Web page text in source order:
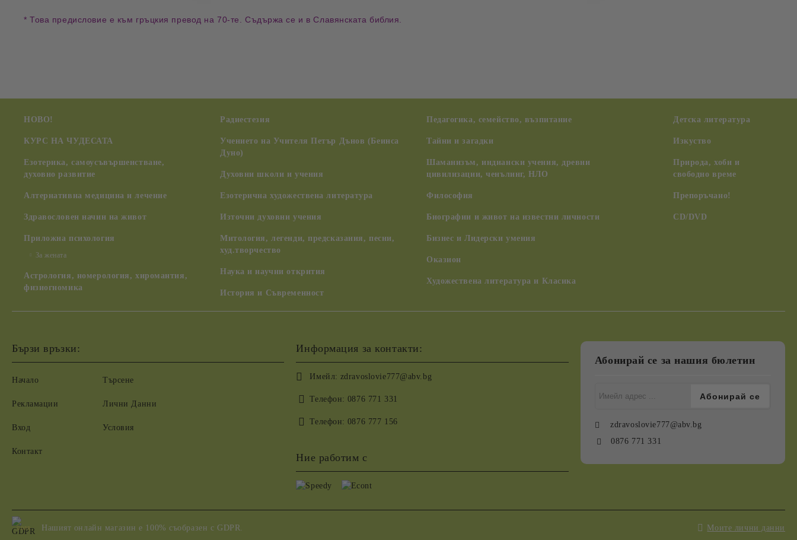
* Това предисловие е към гръцкия превод на 70-те. Съдържа се и в Славянската библия.
НОВО!
КУРС НА ЧУДЕСАТА
Езотерика, самоусъвършенстване,
духовно развитие
Алтернативна медицина и лечение
Здравословен начин на живот
Приложна психология
За жената
Астрология, номерология, хиромантия,
физиогномика
Радиестезия
Учението на Учителя Петър Дънов (Беинса
Дуно)
Духовни школи и учения
Езотерична художествена литература
Източни духовни учения
Митология, легенди, предсказания, песни,
худ.творчество
Наука и научни открития
История и Съвременност
Педагогика, семейство, възпитание
Тайни и загадки
Шаманизъм, индиански учения, древни
цивилизации, ченълинг, НЛО
Философия
Биографии и живот на известни личности
Бизнес и Лидерски умения
Оказион
Художествена литература и Класика
Детска литература
Изкуство
Природа, хоби и
свободно време
Препоръчано!
CD/DVD
Бързи връзки:
Начало
Рекламации
Вход
Контакт
Търсене
Лични Данни
Условия
Информация за контакти:
Имейл: zdravoslovie777@abv.bg
Телефон: 0876 771 331
Телефон: 0876 777 156
Ние работим с
Абонирай се за нашия бюлетин
zdravoslovie777@abv.bg
0876 771 331
GDPR Нашият онлайн магазин е 100% съобразен с GDPR. Моите лични данни